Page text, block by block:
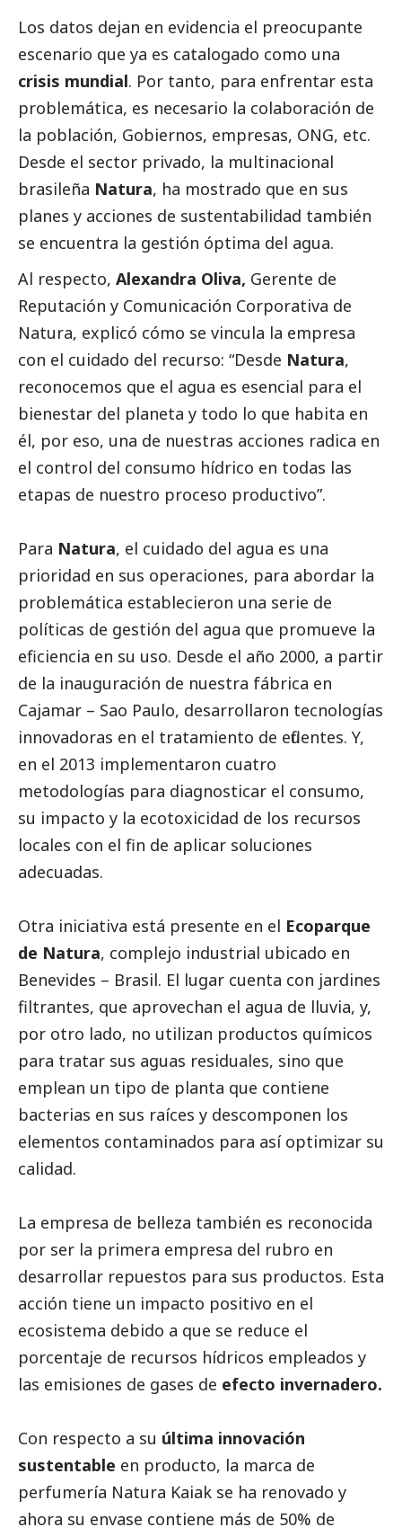
Los datos dejan en evidencia el preocupante
escenario que ya es catalogado como una
crisis mundial. Por tanto, para enfrentar esta
problemática, es necesario la colaboración de
la población, Gobiernos, empresas, ONG, etc.
Desde el sector privado, la multinacional
brasileña Natura, ha mostrado que en sus
planes y acciones de sustentabilidad también
se encuentra la gestión óptima del agua.
Al respecto, Alexandra Oliva, Gerente de
Reputación y Comunicación Corporativa de
Natura, explicó cómo se vincula la empresa
con el cuidado del recurso: “Desde Natura,
reconocemos que el agua es esencial para el
bienestar del planeta y todo lo que habita en
él, por eso, una de nuestras acciones radica en
el control del consumo hídrico en todas las
etapas de nuestro proceso productivo”.
Para Natura, el cuidado del agua es una
prioridad en sus operaciones, para abordar la
problemática establecieron una serie de
políticas de gestión del agua que promueve la
eficiencia en su uso. Desde el año 2000, a partir
de la inauguración de nuestra fábrica en
Cajamar – Sao Paulo, desarrollaron tecnologías
innovadoras en el tratamiento de efluentes. Y,
en el 2013 implementaron cuatro
metodologías para diagnosticar el consumo,
su impacto y la ecotoxicidad de los recursos
locales con el fin de aplicar soluciones
adecuadas.
Otra iniciativa está presente en el Ecoparque
de Natura, complejo industrial ubicado en
Benevides – Brasil. El lugar cuenta con jardines
filtrantes, que aprovechan el agua de lluvia, y,
por otro lado, no utilizan productos químicos
para tratar sus aguas residuales, sino que
emplean un tipo de planta que contiene
bacterias en sus raíces y descomponen los
elementos contaminados para así optimizar su
calidad.
La empresa de belleza también es reconocida
por ser la primera empresa del rubro en
desarrollar repuestos para sus productos. Esta
acción tiene un impacto positivo en el
ecosistema debido a que se reduce el
porcentaje de recursos hídricos empleados y
las emisiones de gases de efecto invernadero.
Con respecto a su última innovación
sustentable en producto, la marca de
perfumería Natura Kaiak se ha renovado y
ahora su envase contiene más de 50% de